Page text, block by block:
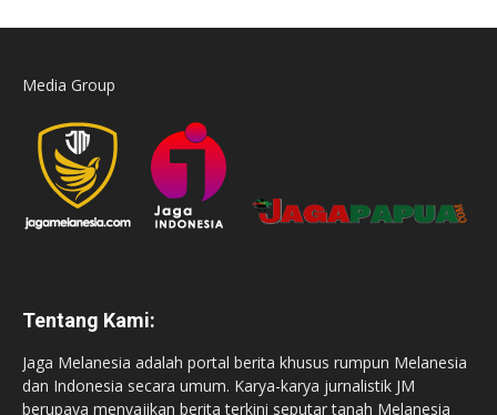
Media Group
Tentang Kami:
Jaga Melanesia adalah portal berita khusus rumpun Melanesia
dan Indonesia secara umum. Karya-karya jurnalistik JM
berupaya menyajikan berita terkini seputar tanah Melanesia